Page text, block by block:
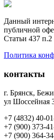
Данный
публичной
Статьи 437
Политика
контакты
г. Брянск,
ул Шоссейная
+7 (4832) 40-
+7 (900) 373-
+7 (900) 364-